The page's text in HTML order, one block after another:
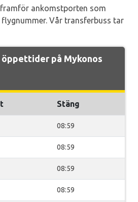
ankomstporten som
Vår transferbuss tar
öppettider på Mykonos
Stäng
08:59
08:59
08:59
08:59